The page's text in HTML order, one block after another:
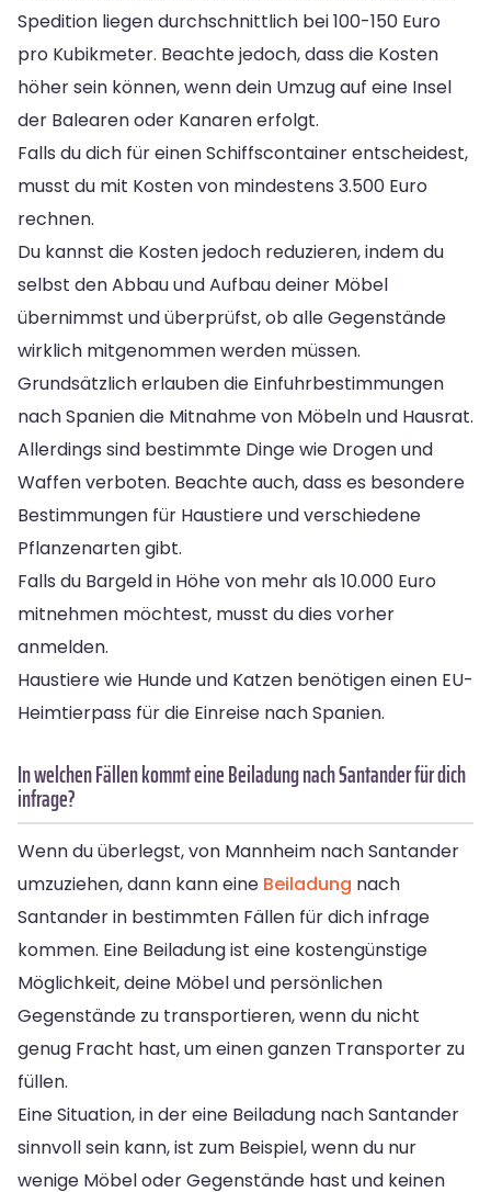
Spedition liegen durchschnittlich bei 100-150 Euro
pro Kubikmeter. Beachte jedoch, dass die Kosten
höher sein können, wenn dein Umzug auf eine Insel
der Balearen oder Kanaren erfolgt.
Falls du dich für einen Schiffscontainer entscheidest,
musst du mit Kosten von mindestens 3.500 Euro
rechnen.
Du kannst die Kosten jedoch reduzieren, indem du
selbst den Abbau und Aufbau deiner Möbel
übernimmst und überprüfst, ob alle Gegenstände
wirklich mitgenommen werden müssen.
Grundsätzlich erlauben die Einfuhrbestimmungen
nach Spanien die Mitnahme von Möbeln und Hausrat.
Allerdings sind bestimmte Dinge wie Drogen und
Waffen verboten. Beachte auch, dass es besondere
Bestimmungen für Haustiere und verschiedene
Pflanzenarten gibt.
Falls du Bargeld in Höhe von mehr als 10.000 Euro
mitnehmen möchtest, musst du dies vorher
anmelden.
Haustiere wie Hunde und Katzen benötigen einen EU-
Heimtierpass für die Einreise nach Spanien.
In welchen Fällen kommt eine Beiladung nach Santander für dich
infrage?
Wenn du überlegst, von Mannheim nach Santander
umzuziehen, dann kann eine Beiladung nach
Santander in bestimmten Fällen für dich infrage
kommen. Eine Beiladung ist eine kostengünstige
Möglichkeit, deine Möbel und persönlichen
Gegenstände zu transportieren, wenn du nicht
genug Fracht hast, um einen ganzen Transporter zu
füllen.
Eine Situation, in der eine Beiladung nach Santander
sinnvoll sein kann, ist zum Beispiel, wenn du nur
wenige Möbel oder Gegenstände hast und keinen